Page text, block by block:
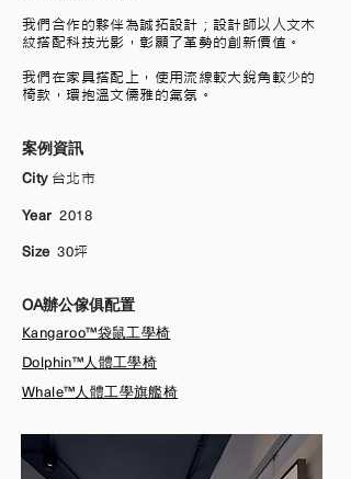
我們合作的夥伴為誠拓設計；設計師以人文木
紋搭配科技光影，彰顯了革勢的創新價值。
​我們在家具搭配上，使用流線較大銳角較少的
椅款，環抱溫文儒雅的氣氛。
案例資訊
City 台北市
Year 2018
Size30坪
OA辦公傢俱配置
Kangaroo™袋鼠工學椅
Dolphin™人體工學椅
Whale™人體工學旗艦椅